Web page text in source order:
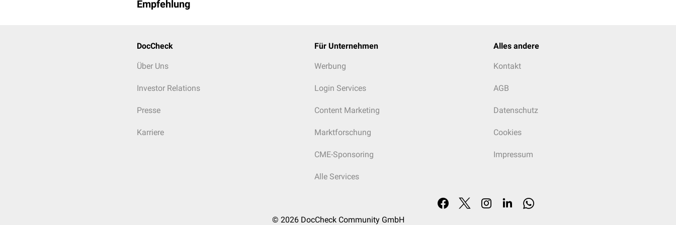
Empfehlung
DocCheck
Über Uns
Investor Relations
Presse
Karriere
Für Unternehmen
Werbung
Login Services
Content Marketing
Marktforschung
CME-Sponsoring
Alle Services
Alles andere
Kontakt
AGB
Datenschutz
Cookies
Impressum
© 2026 DocCheck Community GmbH